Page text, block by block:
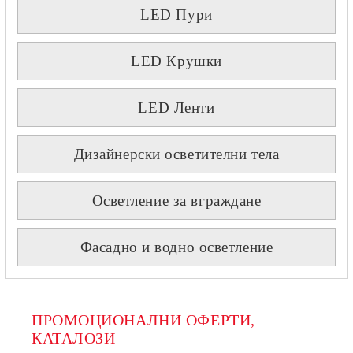
LED Пури
LED Крушки
LED Ленти
Дизайнерски осветителни тела
Осветление за вграждане
Фасадно и водно осветление
ПРОМОЦИОНАЛНИ ОФЕРТИ,
КАТАЛОЗИ